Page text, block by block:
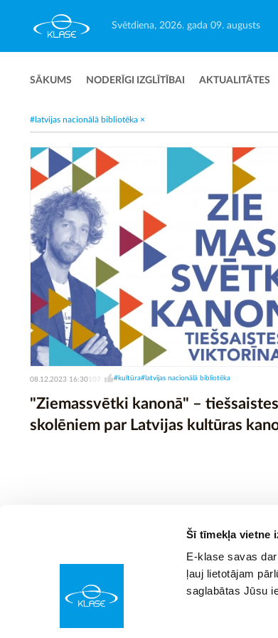
Šī tīmekļa vietne
E-klase savas
ļauj lietotājam
saglabātas Jūsu
Svētdiena, 2026. gada 09. augusts
SĀKUMS NODERĪGI IZGLĪTĪBAI AKTUALITĀTES
#latvijas nacionālā bibliotēka ×
08.12.2023 16:30107 #kultūra#latvijas nacionālā bibliotēka
"Ziemassvētki kanonā" –
skolēniem par Latvijas kultūras